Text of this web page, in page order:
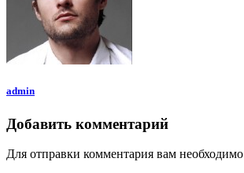
admin
Добавить комментарий
Для отправки комментария вам необходимо